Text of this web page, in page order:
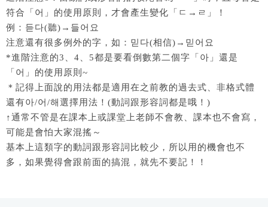
符合「어」的使用原則，才會產生變化「ㄷ→ㄹ」！
例：듣다(聽)→들어요
注意還有很多例外的字，如：믿다(相信)→믿어요
*進階注意的3、4、5都是要看倒數第二個字「아」還是
「어」的使用原則~
＊記得上面說的用法都是適用在之前教的過去式、非格式體
還有아/어/해選擇用法！(動詞跟形容詞都是哦！)
↑通常不管是在課本上或課堂上老師不會教、課本也不會寫，
可能是會怕大家混搖～
基本上這類字的動詞跟形容詞比較少，所以用的機會也不
多，如果覺得會跟前面的搞混，就先不要記！！